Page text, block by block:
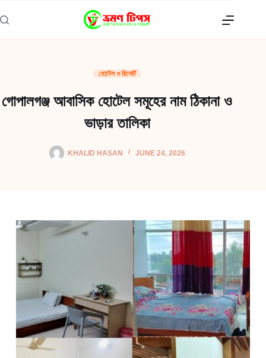
to
content
হোটেল ও রিসোর্ট
গোপালগঞ্জ আবাসিক হোটেল সমূহের নাম ঠিকানা ও
ভাড়ার তালিকা
KHALID HASAN JUNE 24, 2026